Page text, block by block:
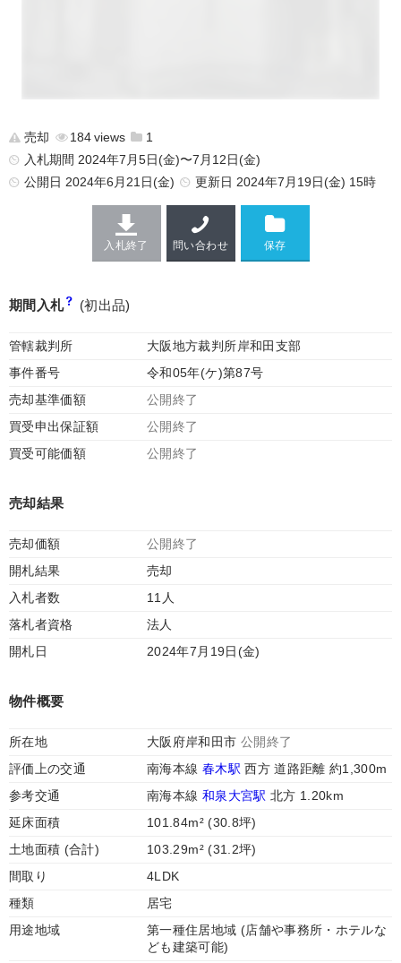
売却 184
1
入札期間 2024年7月5日(金)〜7月12日(金)
公開日 2024年6月21日(金) 更新日 2024年7月19日(金) 15時
入札終了 問い合わせ
期間入札 (初出品)
管轄裁判所
大阪地方裁判所岸和田支部
事件番号
令和05年(ケ)第87号
売却基準価額
公開終了
買受申出保証額
公開終了
買受可能価額
公開終了
売却結果
売却価額
公開終了
開札結果
売却
入札者数
11人
落札者資格
法人
開札日
2024年7月19日(金)
物件概要
所在地 大阪府岸和田市 公開終了
評価上の交通
南海本線 春木駅 西方 道路距離 約1,300m
参考交通
南海本線 和泉大宮駅 北方 1.20km
延床面積
101.84m² (30.8坪)
土地面積 (合計)
103.29m² (31.2坪)
間取り
4LDK
種類
居宅
用途地域
第一種住居地域 (店舗や事務所・ホテルな
ども建築可能)